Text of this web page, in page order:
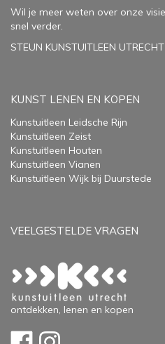
Wil je meer weten over onze
snel verder.
STEUN KUNSTUITLEEN UTRECHT
KUNST LENEN EN KOPEN
Kunstuitleen Leidsche Rijn
Kunstuitleen Zeist
Kunstuitleen Houten
Kunstuitleen Vianen
Kunstuitleen Wijk bij Duurstede
VEELGESTELDE VRAGEN
ontdekken, lenen en kopen